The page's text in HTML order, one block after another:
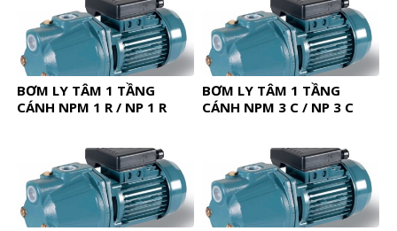
BƠM LY TÂM 1 TẦNG
CÁNH NPM 1 R / NP 1 R
BƠM LY TÂM 1 TẦNG
CÁNH NPM 3 C / NP 3 C